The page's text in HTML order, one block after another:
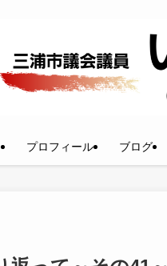
プロフィール ブログ